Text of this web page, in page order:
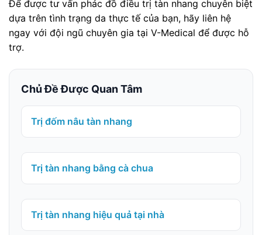
Để được tư vấn phác đồ điều trị tàn nhang chuyên biệt
dựa trên tình trạng da thực tế của bạn, hãy liên hệ
ngay với đội ngũ chuyên gia tại V-Medical để được hỗ
trợ.
Chủ Đề Được Quan Tâm
Trị đốm nâu tàn nhang
Trị tàn nhang bằng cà chua
Trị tàn nhang hiệu quả tại nhà